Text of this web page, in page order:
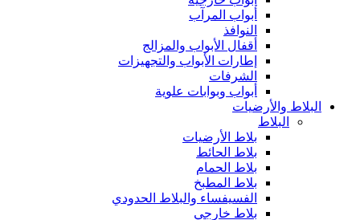
أبواب المرآب
النوافذ
أقفال الأبواب والمزالج
إطارات الأبواب والتجهيزات
الشرفات
أبواب وبوابات علوية
البلاط والأرضيات
البلاط
بلاط الأرضيات
بلاط الحائط
بلاط الحمام
بلاط المطبخ
الفسيفساء والبلاط الحدودي
بلاط خارجي